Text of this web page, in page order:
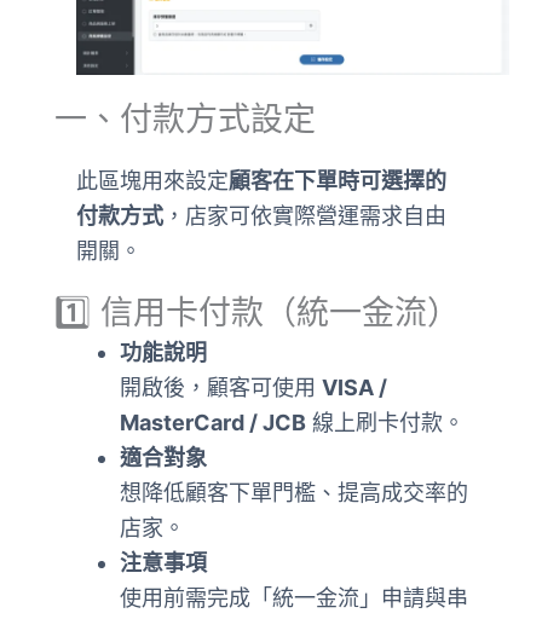
一、付款方式設定
此區塊用來設定顧客在下單時可選擇的
付款方式 ，店家可依實際營運需求自由
開關。
1️⃣ 信用卡付款（統一金流）
功能說明
開啟後，顧客可使用 VISA /
MasterCard / JCB 線上刷卡付款。
適合對象
想降低顧客下單門檻、提高成交率的
店家。
注意事項
使用前需完成「統一金流」申請與串